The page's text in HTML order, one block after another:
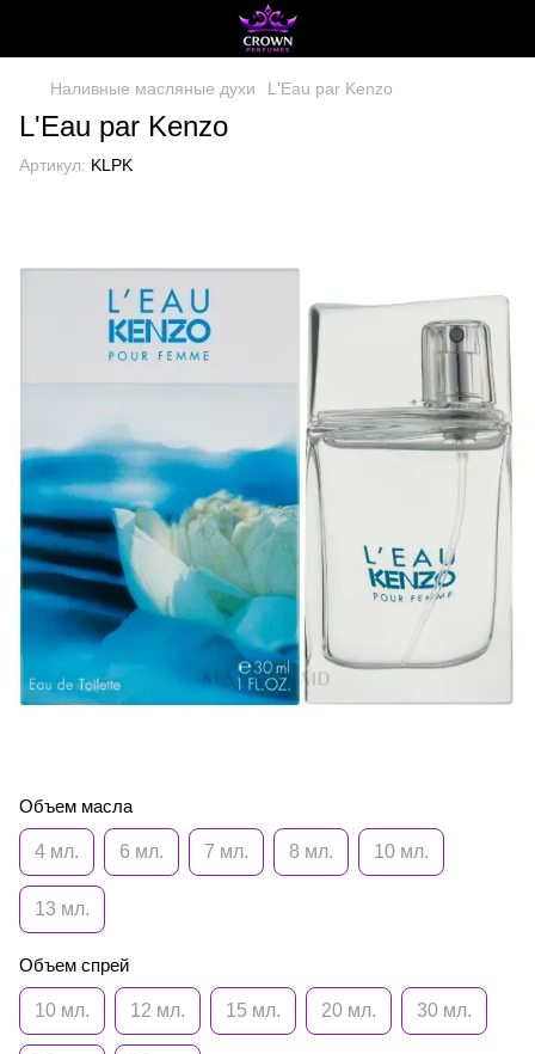
Наливные масляные духи L'Eau par Kenzo
L'Eau par Kenzo
Артикул: KLPK
Объем масла
4 мл. 6 мл. 7 мл. 8 мл. 10 мл.
13 мл.
Объем спрей
10 мл. 12 мл. 15 мл. 20 мл. 30 мл.